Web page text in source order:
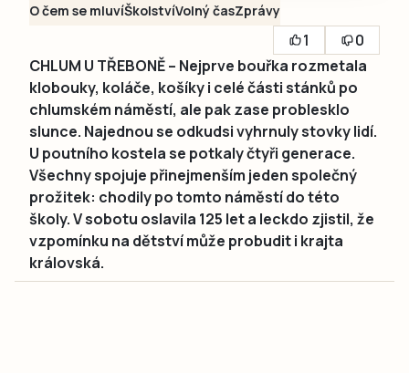
O čem se mluvíŠkolstvíVolný časZprávy
1
0
CHLUM U TŘEBONĚ – Nejprve bouřka rozmetala
klobouky, koláče, košíky i celé části stánků po
chlumském náměstí, ale pak zase problesklo
slunce. Najednou se odkudsi vyhrnuly stovky lidí.
U poutního kostela se potkaly čtyři generace.
Všechny spojuje přinejmenším jeden společný
prožitek: chodily po tomto náměstí do této
školy. V sobotu oslavila 125 let a leckdo zjistil, že
vzpomínku na dětství může probudit i krajta
královská.